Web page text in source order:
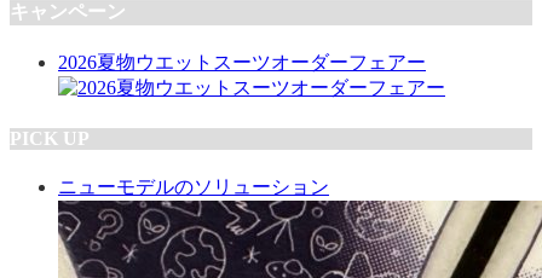
キャンペーン
2026夏物ウエットスーツオーダーフェアー
PICK UP
ニューモデルのソリューション